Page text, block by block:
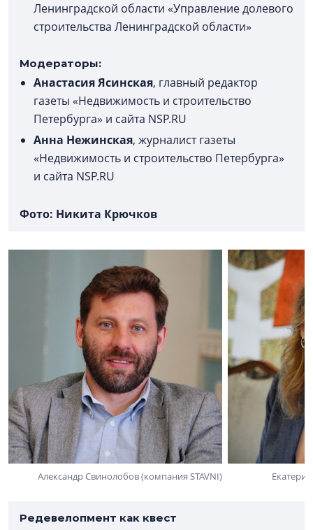
Ленинградской области «Управление долевого
строительства Ленинградской области»
Модераторы:
Анастасия Ясинская, главный редактор
газеты «Недвижимость и строительство
Петербурга» и сайта NSP.RU
Анна Нежинская, журналист газеты
«Недвижимость и строительство Петербурга»
и сайта NSP.RU
Фото: Никита Крючков
Александр Свинолобов (компания STAVNI)
Редевелопмент как квест